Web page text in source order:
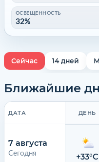
ОСВЕЩЕННОСТЬ
32%
Сейчас 14 дней
Ближайшие
ДАТА
7 августа
Сегодня
ДЕНЬ
+33°C